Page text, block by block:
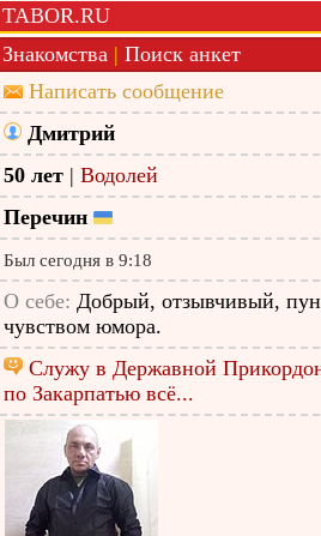
TABOR.RU
Знакомства | Поиск анкет
Написать сообщение
Дмитрий
50 лет | Водолей
Перечин
Был сегодня в 9:18
О себе: Добрый, отзывчивый,
чувством юмора.
Служу в Державной
по Закарпатью всё...